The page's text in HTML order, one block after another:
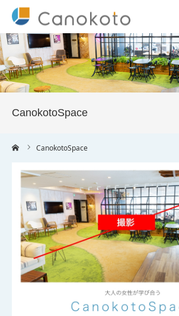
CanokotoSpace
CanokotoSpace
HOME
サービス紹介
会社概要
ブログ
実績
コラム一覧
お問合せ